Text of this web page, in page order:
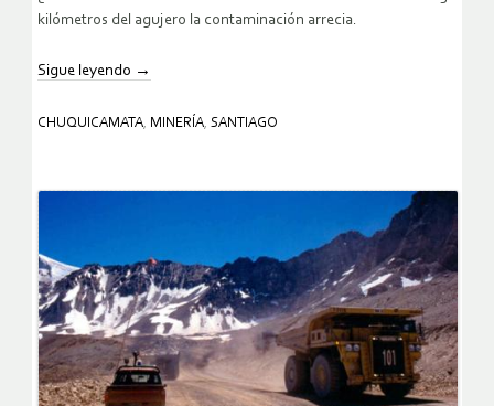
kilómetros del agujero la contaminación arrecia.
Sigue leyendo →
CHUQUICAMATA, MINERÍA, SANTIAGO